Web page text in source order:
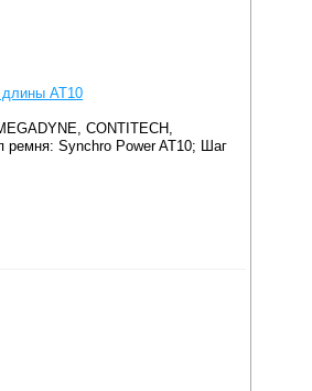
длины AT10
CONTITECH,
ремня: Synchro Power AT10;
Шаг